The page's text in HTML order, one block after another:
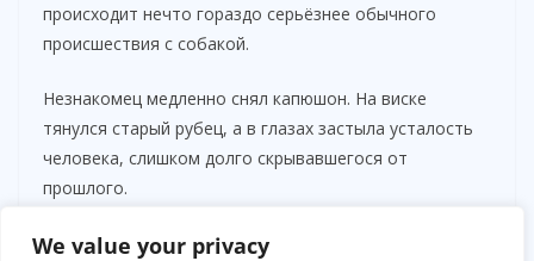
We value your privacy
происходит нечто гораздо серьёзнее обычного
происшествия с собакой.
Незнакомец медленно снял капюшон. На виске
тянулся старый рубец, а в глазах застыла усталость
человека, слишком долго скрывавшегося от
прошлого.